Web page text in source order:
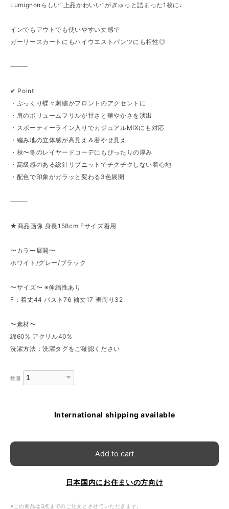
Lumignonらしい“上品かわいい”がぎゅっと詰まった1枚に♩
インでもアウトでも使いやすい丈感で
ガーリースカートにもハイウエストパンツにも相性◎
⸻
✔︎ Point
・ぷっくり蝶々刺繍がフロントのアクセントに
・肩のボリュームフリルが甘さと華やかさを演出
・スポーティーライン入りでカジュアルMIXにも対応
・編み地の立体感が高見え＆着やせ見え
・秋〜冬のレイヤードコーデにもぴったりの厚み
・高級感のある総針リブニットでチクチクしない着心地
・配色で印象がガラッと変わる3色展開
⸻
★商品画像 身長158cm Fサイズ着用
〜カラー展開〜
ホワイト/グレー/ブラック
〜サイズ〜 ※伸縮性あり
F：着丈44 バスト76 袖丈17 裾周り32
〜素材〜
綿60% アクリル40%
洗濯方法：洗濯タグをご確認ください
数量
International shipping available
Add to cart
日本国内にお住まいの方向け
※この商品は3点までのご注文とさせていただきます。